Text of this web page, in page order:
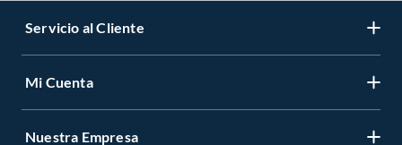
Servicio al Cliente
Mi Cuenta
Nuestra Empresa